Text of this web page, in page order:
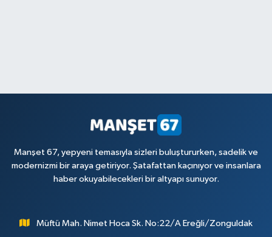
Manşet 67, yepyeni temasıyla sizleri buluştururken, sadelik ve
modernizmi bir araya getiriyor. Şatafattan kaçınıyor ve insanlara
haber okuyabilecekleri bir altyapı sunuyor.
Müftü Mah. Nimet Hoca Sk. No:22/A Ereğli/Zonguldak